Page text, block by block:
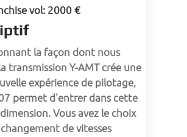
vol: 2000 €
la façon dont nous
transmission Y-AMT crée une
expérience de pilotage,
permet d'entrer dans cette
Vous avez le choix
de vitesses